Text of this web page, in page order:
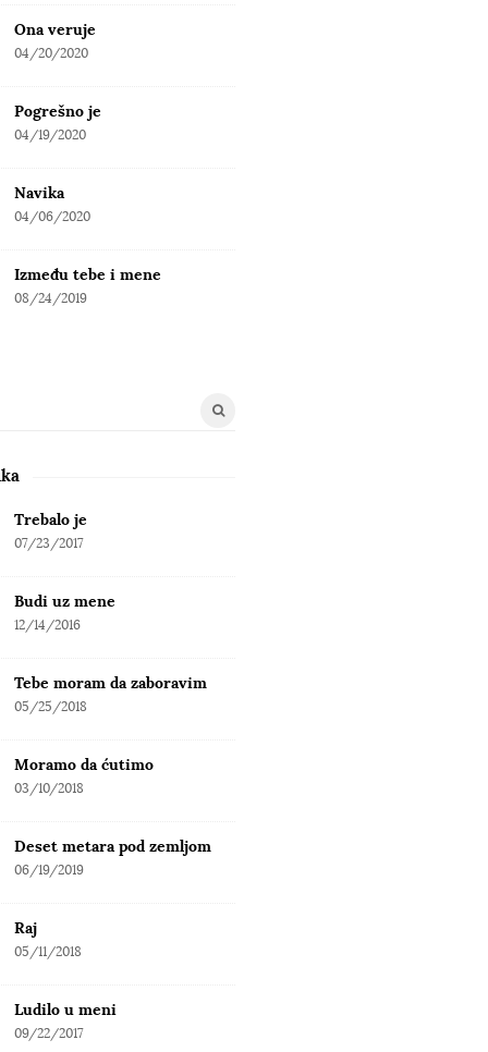
Ona veruje
04/20/2020
Pogrešno je
04/19/2020
Navika
04/06/2020
Između tebe i mene
08/24/2019
Trebalo je
07/23/2017
Budi uz mene
12/14/2016
Tebe moram da zaboravim
05/25/2018
Moramo da ćutimo
03/10/2018
Deset metara pod zemljom
06/19/2019
Raj
05/11/2018
Ludilo u meni
09/22/2017